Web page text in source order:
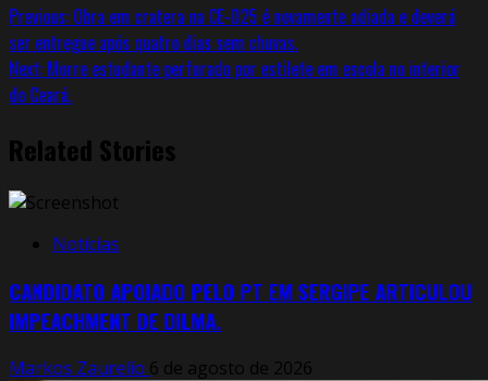
Previous: Obra em cratera na CE-025 é novamente adiada e deverá
ser entregue após quatro dias sem chuvas.
Next: Morre estudante perfurado por estilete em escola no interior
do Ceará.
Related Stories
Notícias
CANDIDATO APOIADO PELO PT EM SERGIPE ARTICULOU
IMPEACHMENT DE DILMA.
Markos Zaurelio 6 de agosto de 2026